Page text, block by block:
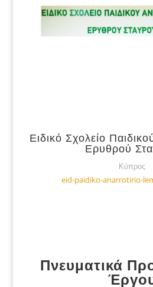
Ειδικό Σχολείο
Ερυθρού
Κύπρος
eid-paidiko-anarrotirio-
Πνευματικά